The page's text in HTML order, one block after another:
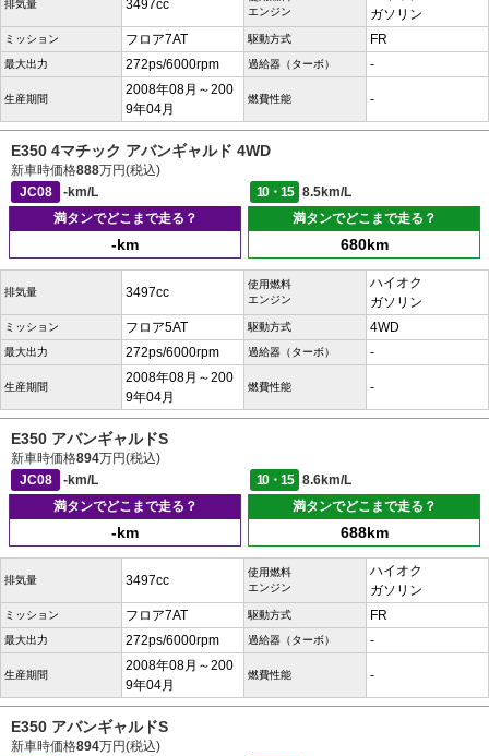
排気量 3497cc
エンジン
ガソリン
ミッション フロア7AT 駆動方式 FR
最大出力 272ps/6000rpm 過給器（ターボ） -
生産期間
2008年08月～200
9年04月
燃費性能 -
E350 4マチック アバンギャルド 4WD
新車時価格888万円(税込)
JC08
-km/L 10・15
8.5km/L
満タンでどこまで走る？
-km
満タンでどこまで走る？
680km
排気量 3497cc
使用燃料
エンジン
ハイオク
ガソリン
ミッション フロア5AT 駆動方式 4WD
最大出力 272ps/6000rpm 過給器（ターボ） -
生産期間
2008年08月～200
9年04月
燃費性能 -
E350 アバンギャルドS
新車時価格894万円(税込)
JC08
-km/L 10・15
8.6km/L
満タンでどこまで走る？
-km
満タンでどこまで走る？
688km
排気量 3497cc
使用燃料
エンジン
ハイオク
ガソリン
ミッション フロア7AT 駆動方式 FR
最大出力 272ps/6000rpm 過給器（ターボ） -
生産期間
2008年08月～200
9年04月
燃費性能 -
E350 アバンギャルドS
新車時価格894万円(税込)